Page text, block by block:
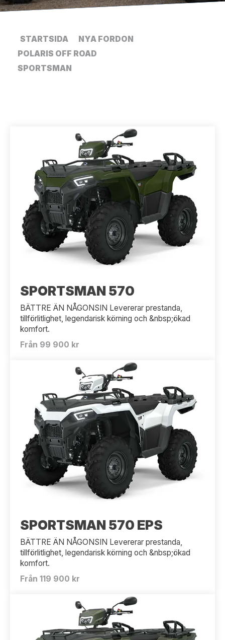
STARTSIDA
NYA FORDON
POLARIS OFF ROAD
SPORTSMAN
SPORTSMAN 570
BÄTTRE ÄN NÅGONSIN Levererar prestanda,
tillförlitlighet, legendarisk körning och &nbsp;ökad
komfort.
Från 99 900 kr
SPORTSMAN 570 EPS
BÄTTRE ÄN NÅGONSIN Levererar prestanda,
tillförlitlighet, legendarisk körning och &nbsp;ökad
komfort.
Från 119 900 kr